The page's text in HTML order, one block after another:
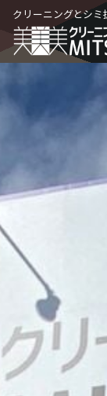
Skip
to
content
クリーニングとシ